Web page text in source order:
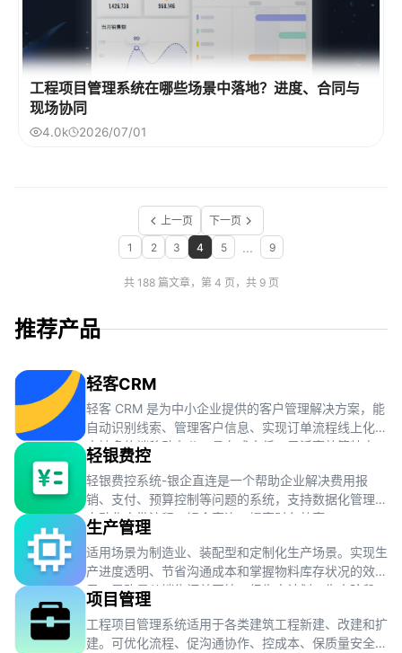
工程项目管理系统在哪些场景中落地？进度、合同与
现场协同
4.0k 2026/07/01
上一页
1
2 3 4 5 ... 9
下一页
共 188 篇文章，第 4 页，共 9 页
推荐产品
轻客CRM
轻客 CRM 是为中小企业提供的客户管理解决方案，能
自动识别线索、管理客户信息、实现订单流程线上化，
支持多终端移动办公，具有成本低、灵活高效等特点。
轻银费控
轻银费控系统-银企直连是一个帮助企业解决费用报
销、支付、预算控制等问题的系统，支持数据化管理、
自动化审批流程、银企直连，提高财务效率。
生产管理
适用场景为制造业、装配型和定制化生产场景。实现生
产进度透明、节省沟通成本和掌握物料库存状况的效
果。思路是从销售订单开始，经生产计划、生产阶段、
质量检验到库存管理，完成整个生产流程。
项目管理
工程项目管理系统适用于各类建筑工程新建、改建和扩
建。可优化流程、促沟通协作、控成本、保质量安全及